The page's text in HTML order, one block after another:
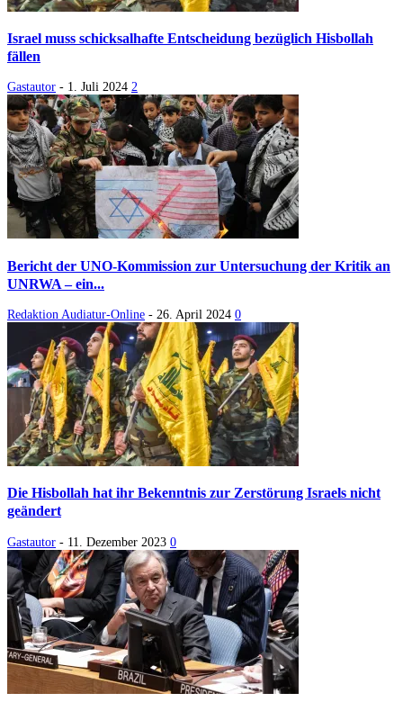
Israel muss schicksalhafte Entscheidung bezüglich Hisbollah
fällen
Gastautor - 1. Juli 2024 2
Bericht der UNO-Kommission zur Untersuchung der Kritik an
UNRWA – ein...
Redaktion Audiatur-Online - 26. April 2024 0
Die Hisbollah hat ihr Bekenntnis zur Zerstörung Israels nicht
geändert
Gastautor - 11. Dezember 2023 0